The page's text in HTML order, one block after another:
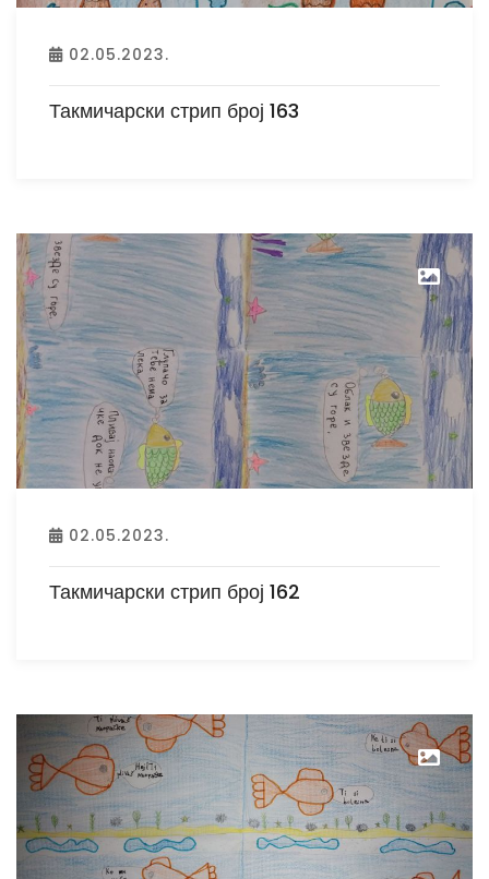
02.05.2023.
Такмичарски стрип број 163
02.05.2023.
Такмичарски стрип број 162